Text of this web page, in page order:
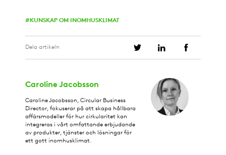
KUNSKAP OM INOMHUSKLIMAT
Dela artikeln
Caroline Jacobsson
Caroline Jacobsson, Circular Business
Director, fokuserar på att skapa hållbara
affärsmodeller för hur cirkularitet kan
integreras i vårt omfattande erbjudande
av produkter, tjänster och lösningar för
ett gott inomhusklimat.